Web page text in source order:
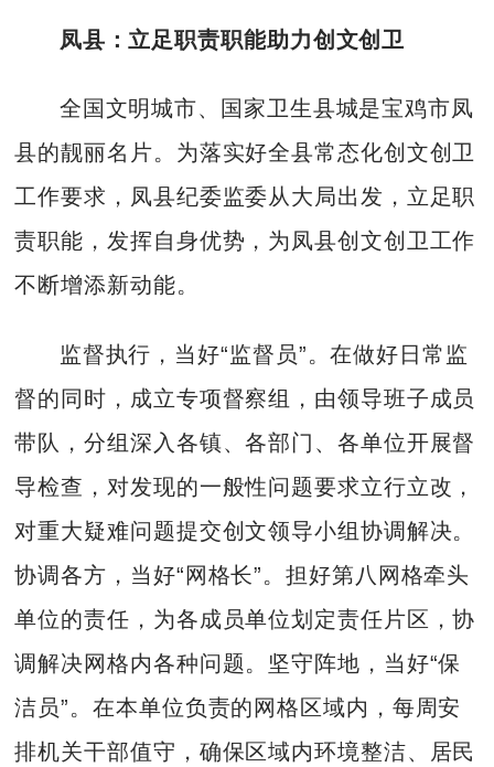
凤县：立足职责职能助力创文创卫
全国文明城市、国家卫生县城是宝鸡市凤
县的靓丽名片。为落实好全县常态化创文创卫
工作要求，凤县纪委监委从大局出发，立足职
责职能，发挥自身优势，为凤县创文创卫工作
不断增添新动能。
监督执行，当好“监督员”。在做好日常监
督的同时，成立专项督察组，由领导班子成员
带队，分组深入各镇、各部门、各单位开展督
导检查，对发现的一般性问题要求立行立改，
对重大疑难问题提交创文领导小组协调解决。
协调各方，当好“网格长”。担好第八网格牵头
单位的责任，为各成员单位划定责任片区，协
调解决网格内各种问题。坚守阵地，当好“保
洁员”。在本单位负责的网格区域内，每周安
排机关干部值守，确保区域内环境整洁、居民